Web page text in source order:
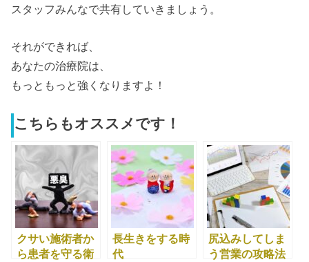
スタッフみんなで共有していきましょう。
それができれば、
あなたの治療院は、
もっともっと強くなりますよ！
こちらもオススメです！
クサい施術者か
ら患者を守る衛
長生きをする時
代
尻込みしてしま
う営業の攻略法